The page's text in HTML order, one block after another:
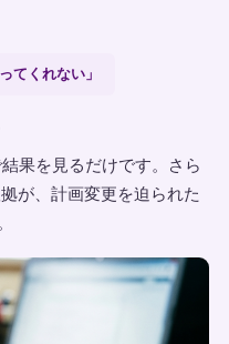
てくれない」
果を見るだけです。さら
が、計画変更を迫られた